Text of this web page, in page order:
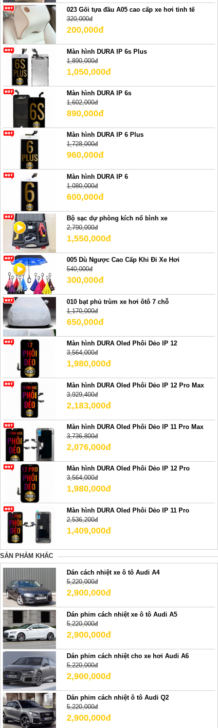
023 Gối tựa đầu A05 cao cấp xe hơi tinh tế
320,000đ
200,000đ
Màn hình DURA IP 6s Plus
1,890,000đ
1,050,000đ
Màn hình DURA IP 6s
1,602,000đ
890,000đ
Màn hình DURA IP 6 Plus
1,728,000đ
960,000đ
Màn hình DURA IP 6
1,080,000đ
600,000đ
Bộ sạc dự phòng kích nổ bình xe
2,790,000đ
1,550,000đ
005 Dù Ngược Cao Cấp Khi Đi Xe Hơi
540,000đ
300,000đ
010 bạt phủ trùm xe hơi ôtô 7 chỗ
1,170,000đ
650,000đ
Màn hình DURA Oled Phôi Dẻo IP 12
3,564,000đ
1,980,000đ
Màn hình DURA Oled Phôi Dẻo IP 12 Pro Max
3,929,400đ
2,183,000đ
Màn hình DURA Oled Phôi Dẻo IP 11 Pro Max
3,736,800đ
2,076,000đ
Màn hình DURA Oled Phôi Dẻo IP 12 Pro
3,564,000đ
1,980,000đ
Màn hình DURA Oled Phôi Dẻo IP 11 Pro
2,536,200đ
1,409,000đ
SẢN PHẢM KHÁC
Dán cách nhiệt xe ô tô Audi A4
5,220,000đ
2,900,000đ
Dán phim cách nhiệt xe ô tô Audi A5
5,220,000đ
2,900,000đ
Dán phim cách nhiệt cho xe hơi Audi A6
5,220,000đ
2,900,000đ
Dán phim cách nhiệt ô tô Audi Q2
5,220,000đ
2,900,000đ